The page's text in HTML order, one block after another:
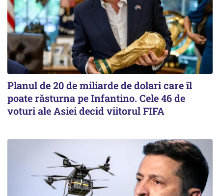
Planul de 20 de miliarde de dolari care îl
poate răsturna pe Infantino. Cele 46 de
voturi ale Asiei decid viitorul FIFA